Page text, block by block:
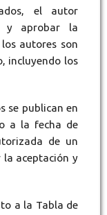
el autor
y aprobar la
autores son
incluyendo los
se publican en
a la fecha de
de un
la aceptación y
a la Tabla de